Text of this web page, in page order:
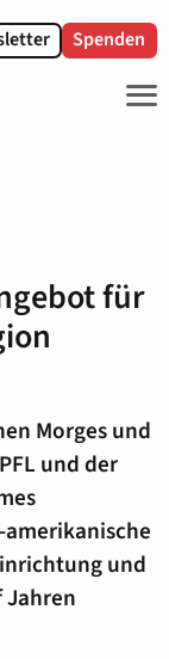
Spenden
für
Morges und
und der
und